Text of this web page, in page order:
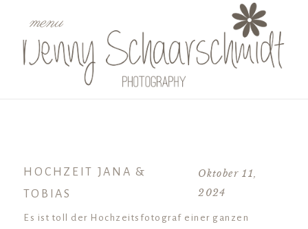
menu
HOCHZEIT JANA &
TOBIAS
Oktober 11,
2024
Es ist toll der Hochzeitsfotograf einer ganzen